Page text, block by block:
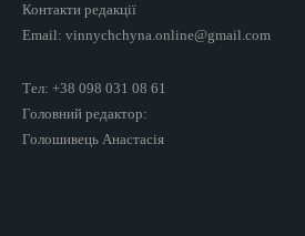
Контакти редакції
Email: vinnychchyna.online@gmail.com
Тел: +38 098 031 08 61
Головний редактор:
Голошивець Анастасія